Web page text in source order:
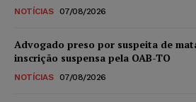
NOTÍCIAS 07/08/2026
Advogado preso por suspeita de
inscrição suspensa pela OAB-TO
NOTÍCIAS 07/08/2026